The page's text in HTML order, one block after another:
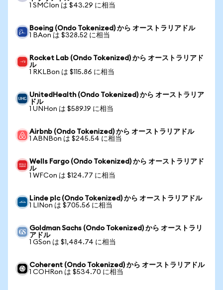
1 SMCIon は $43.29 に相当
Boeing (Ondo Tokenized) から オーストラリアドル
1 BAon は $328.52 に相当
Rocket Lab (Ondo Tokenized) から オーストラリアド
ル
1 RKLBon は $115.86 に相当
UnitedHealth (Ondo Tokenized) から オーストラリア
ドル
1 UNHon は $589.19 に相当
Airbnb (Ondo Tokenized) から オーストラリアドル
1 ABNBon は $245.54 に相当
Wells Fargo (Ondo Tokenized) から オーストラリアド
ル
1 WFCon は $124.77 に相当
Linde plc (Ondo Tokenized) から オーストラリアドル
1 LINon は $705.56 に相当
Goldman Sachs (Ondo Tokenized) から オーストラリ
アドル
1 GSon は $1,484.74 に相当
Coherent (Ondo Tokenized) から オーストラリアドル
1 COHRon は $534.70 に相当